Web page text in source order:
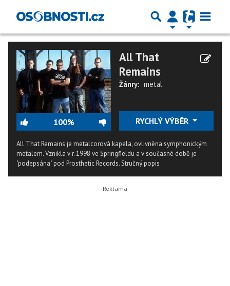
100%
All That
Remains
Žánry: metal
RYCHLÝ VÝBĚR
All That Remains je metalcorová kapela, ovlivněna symphonickým
metalem. Vznikla v r. 1998 ve Springfieldu a v současné době je
"podepsána" pod Prosthetic Records.Stručný popis